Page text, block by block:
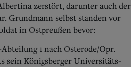
zerstört, darunter auch der
Grundmann selbst standen vor
in Ostpreußen bevor:
1 nach Osterode/Opr.
sein Königsberger Universitäts-